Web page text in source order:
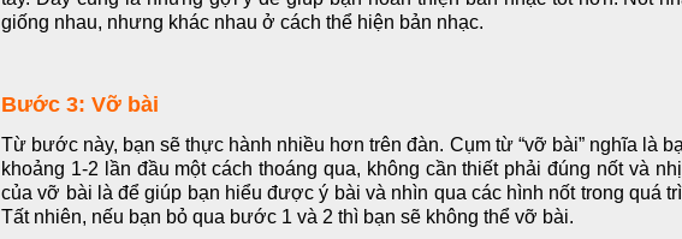
giống nhau, nhưng khác nhau ở cách thể hiện bản nhạc.
Bước 3: Vỡ bài
Từ bước này, bạn sẽ thực hành nhiều hơn trên đàn. Cụm từ “vỡ bài” nghĩa là
khoảng 1-2 lần đầu một cách thoáng qua, không cần thiết phải đúng nốt và
của vỡ bài là để giúp bạn hiểu được ý bài và nhìn qua các hình nốt trong quá
Tất nhiên, nếu bạn bỏ qua bước 1 và 2 thì bạn sẽ không thể vỡ bài.